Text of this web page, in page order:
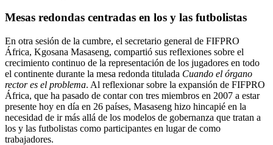
Mesas redondas centradas en los y las futbolistas
En otra sesión de la cumbre, el secretario general de FIFPRO
África, Kgosana Masaseng, compartió sus reflexiones sobre el
crecimiento continuo de la representación de los jugadores en todo
el continente durante la mesa redonda titulada Cuando el órgano
rector es el problema. Al reflexionar sobre la expansión de FIFPRO
África, que ha pasado de contar con tres miembros en 2007 a estar
presente hoy en día en 26 países, Masaseng hizo hincapié en la
necesidad de ir más allá de los modelos de gobernanza que tratan a
los y las futbolistas como participantes en lugar de como
trabajadores.